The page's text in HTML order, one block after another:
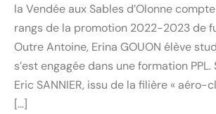
la Vendée aux Sables d’Olonne
rangs de la promotion 2022-2023 de
Outre Antoine, Erina GOUON élève
s’est engagée dans une formation
Eric SANNIER, issu de la filière « aéro-
[…]